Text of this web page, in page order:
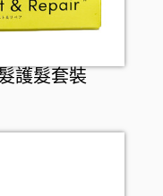
護髮套裝